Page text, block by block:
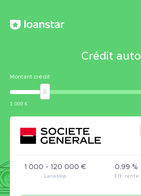
Crédit auto
Montant crédit
1 000 - 120 000 € 0.99 %